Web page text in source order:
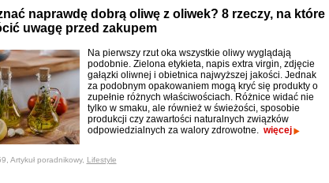
naprawdę dobrą oliwę z oliwek? 8 rzeczy, na które
uwagę przed zakupem
Na pierwszy rzut oka wszystkie oliwy wyglądają
podobnie. Zielona etykieta, napis extra virgin, zdjęcie
gałązki oliwnej i obietnica najwyższej jakości. Jednak
za podobnym opakowaniem mogą kryć się produkty o
zupełnie różnych właściwościach. Różnice widać nie
tylko w smaku, ale również w świeżości, sposobie
produkcji czy zawartości naturalnych związków
odpowiedzialnych za walory zdrowotne. więcej
Artykuł poradnikowy, Lifestyle